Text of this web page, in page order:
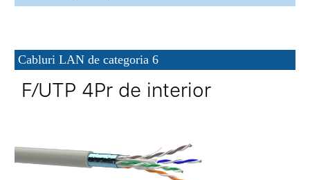
Cabluri LAN de categoria 6
F⁄UTP 4Pr de interior